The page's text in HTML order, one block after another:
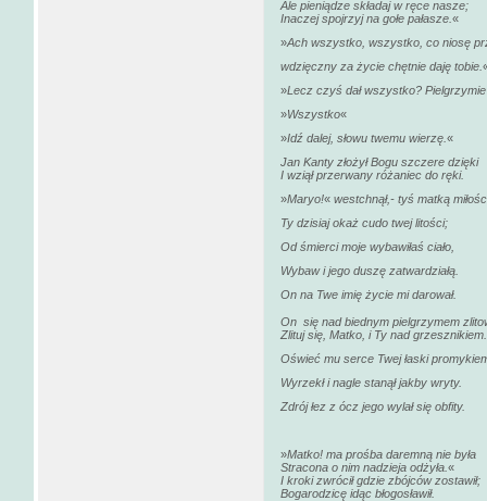
Ale pieniądze składaj w ręce nasze;
Inaczej spojrzyj na gołe pałasze. «
»Ach wszystko, wszystko, co niosę
wdzięczny za życie chętnie daję tobie.
»Lecz czyś dał wszystko?
»Wszystko«
»Idź dalej, słowu twemu wierzę. «
Jan Kanty złożył Bogu szczere dzięki
I wziął przerwany różaniec do ręki.
»Maryo!« westchnął,- tyś matką
Ty dzisiaj okaż cudo twej litości;
Od śmierci moje wybawiłaś ciało,
Wybaw i jego duszę zatwardziałą.
On na Twe imię życie mi darował.
On się nad biednym pielgrzymem
Zlituj się, Matko, i Ty nad grzesznikiem.
Oświeć mu serce Twej łaski
Wyrzekł i nagle stanął jakby wryty.
Zdrój łez z ócz jego wylał się obfity.
»Matko! ma prośba daremną nie była
Stracona o nim nadzieja odżyła. «
I kroki zwrócił gdzie zbójców zostawił;
Bogarodzicę idąc błogosławił.